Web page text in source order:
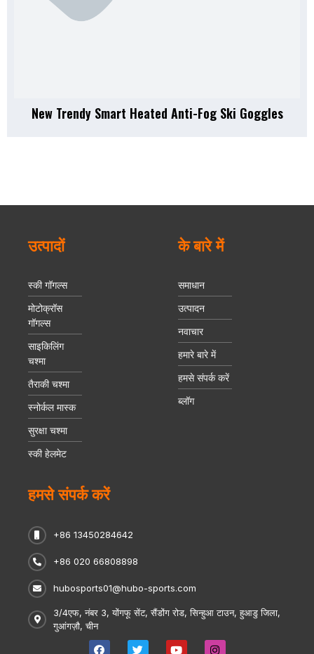
New Trendy Smart Heated Anti-Fog Ski Goggles
उत्पादों
स्की गॉगल्स
मोटोक्रॉस
गॉगल्स
साइकिलिंग
चश्मा
तैराकी चश्मा
स्नोर्कल मास्क
सुरक्षा चश्मा
स्की हेलमेट
के बारे में
समाधान
उत्पादन
नवाचार
हमारे बारे में
हमसे संपर्क करें
ब्लॉग
हमसे संपर्क करें
+86 13450284642
+86 020 66808898
hubosports01@hubo-sports.com
3/4एफ, नंबर 3, योंगफू सेंट, सैंडोंग रोड, सिन्हुआ टाउन, हुआडु जिला,
गुआंगज़ौ, चीन